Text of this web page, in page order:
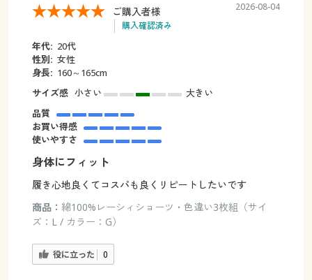
ご購入者様
購入確認済み
2026-08-04
年代: 20代
性別: 女性
身長: 160～165cm
サイズ感 小さい
大きい
品質
お買い得感
使いやすさ
身体にフィット
履き心地良くてコスパも良くリピートしたいです
商品： 綿100%レーシィショーツ・色違い3枚組（サイ
ズ：L / カラー：G）
役に立った 0